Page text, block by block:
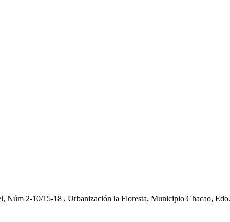
Núm 2-10/15-18 , Urbanización la Floresta, Municipio Chacao,